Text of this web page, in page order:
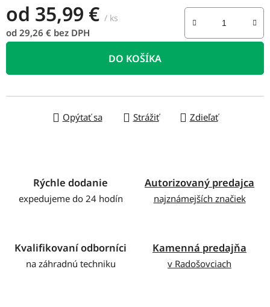
od 35,99 € / ks
od 29,26 € bez DPH
DO KOŠÍKA
Opýtať sa Strážiť Zdieľať
Rýchle dodanie
expedujeme do 24 hodín
Autorizovaný predajca
najznámejších značiek
Kvalifikovaní odborníci
na záhradnú techniku
Kamenná predajňa
v Radošovciach